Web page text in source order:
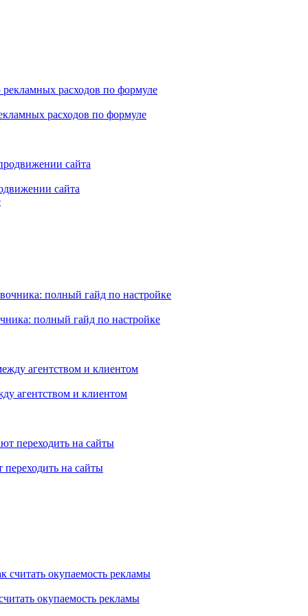
расходов по формуле
сайта
полный гайд по настройке
агентством и клиентом
переходить на сайты
окупаемость рекламы